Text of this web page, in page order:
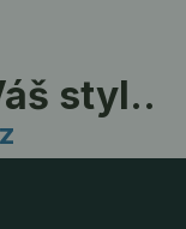
styl..